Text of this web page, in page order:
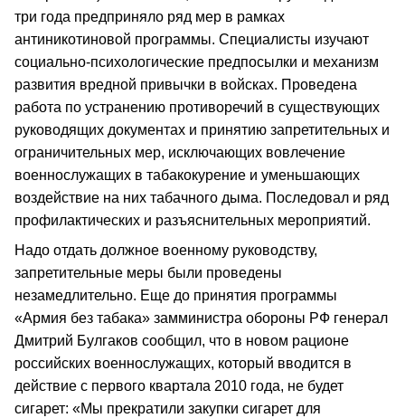
три года предприняло ряд мер в рамках
антиникотиновой программы. Специалисты изучают
социально-психологические предпосылки и механизм
развития вредной привычки в войсках. Проведена
работа по устранению противоречий в существующих
руководящих документах и принятию запретительных и
ограничительных мер, исключающих вовлечение
военнослужащих в табакокурение и уменьшающих
воздействие на них табачного дыма. Последовал и ряд
профилактических и разъяснительных мероприятий.
Надо отдать должное военному руководству,
запретительные меры были проведены
незамедлительно. Еще до принятия программы
«Армия без табака» замминистра обороны РФ генерал
Дмитрий Булгаков сообщил, что в новом рационе
российских военнослужащих, который вводится в
действие с первого квартала 2010 года, не будет
сигарет: «Мы прекратили закупки сигарет для